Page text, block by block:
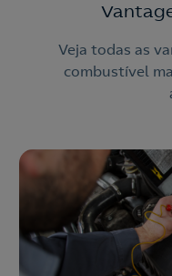
Veja todas as
combustível